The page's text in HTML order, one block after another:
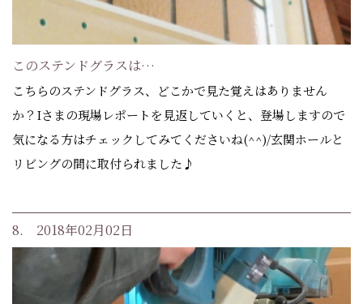
このステンドグラスは…
こちらのステンドグラス、どこかで見た覚えはありません
か？Iさまの現場レポートを見返していくと、登場しますので
気になる方はチェックしてみてくださいね(^^)/玄関ホールと
リビングの間に取付られました♪
8. 2018年02月02日